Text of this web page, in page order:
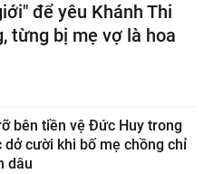
để yêu Khánh Thi
từng bị mẹ vợ là hoa
bên tiền vệ Đức Huy trong
dở cười khi bố mẹ chồng chỉ
dâu